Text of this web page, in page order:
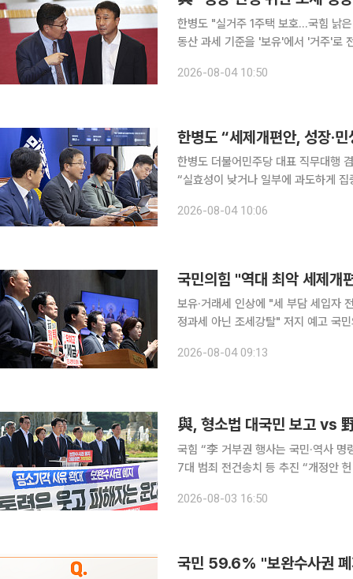
한병도 "실거주 1주택 보호…국힘 낡
동산 과세 기준을 '보유'에서 '거주'로
투하 선언'으로 규정했다 한병도 민
2026-08-04 10:50
한병도 “세제개편안, 성장·
한병도 더불어민주당 대표 직무대행
“실효성이 낮거나 일부에 과도하게
투자를 적극 지원하고 서민과 청년,
2026-08-04 10:06
국민의힘 "역대 최악 세제
보유·거래세 인상에 "세 부담 세입자
정과세 아닌 조세강탈" 저지 예고 국
일 오후 국회 소통관에서 긴급 기자
2026-08-04 09:13
국힘 “李 거부권 행사는 국민·역사
7대 범죄 전건송치 등 추진 “개정안
7월 임시국회 마지막 날 국회 문턱을
2026-08-03 16:50
국민 59.6% "보완수사권 폐